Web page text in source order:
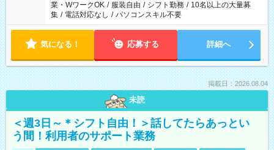
業・WワークOK / 服装自由 / シフト勤務 / 10名以上の大量募
集 / 電話対応なし / パソコンスキル不要
気になる！ 応募する 詳細へ
掲載日：2026.08.04
未読
＜週3日～＊シフト自由！＞話してたらあっとい
う間！利用者のサポート業務